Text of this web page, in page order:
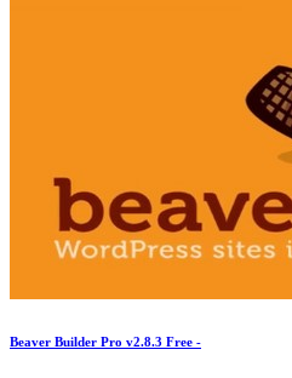
Beaver Builder Pro v2.8.3 Free -